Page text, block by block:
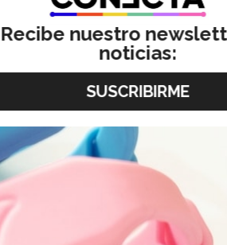
Recibe nuestro
noticias: